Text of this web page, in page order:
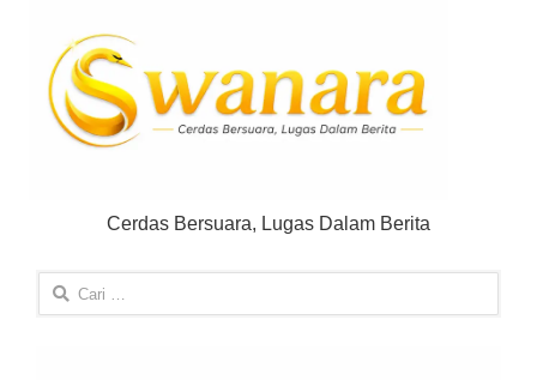
Cerdas Bersuara, Lugas Dalam Berita
Cari